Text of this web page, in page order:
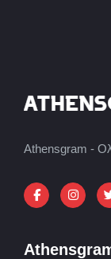
Athensgram -